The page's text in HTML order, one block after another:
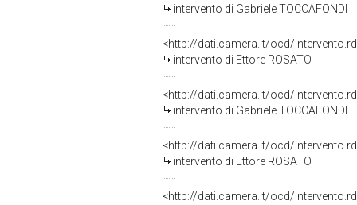
intervento di Gabriele TOCCAFONDI
<http://dati.camera.it/ocd/
intervento di Ettore ROSATO
<http://dati.camera.it/ocd/
intervento di Gabriele TOCCAFONDI
<http://dati.camera.it/ocd/
intervento di Ettore ROSATO
<http://dati.camera.it/ocd/